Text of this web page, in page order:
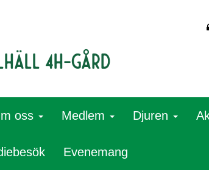
4H-gård
oss Medlem Djuren
Evenemang